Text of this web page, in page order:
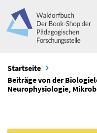
Startseite
Beiträge von der
Neurophysiologie,